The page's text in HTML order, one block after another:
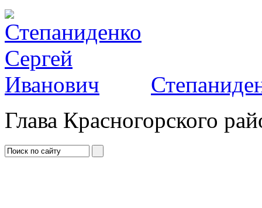
Глава Красногорского